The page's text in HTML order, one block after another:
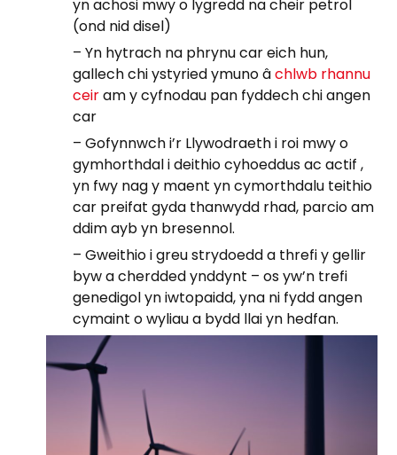
yn achosi mwy o lygredd na cheir petrol
(ond nid disel)
– Yn hytrach na phrynu car eich hun,
gallech chi ystyried ymuno âchlwb rhannu
ceiram y cyfnodau pan fyddech chi angen
car
– Gofynnwch i’r Llywodraeth i roi mwy o
gymhorthdal i deithio cyhoeddus ac actif ,
yn fwy nag y maent yn cymorthdalu teithio
car preifat gyda thanwydd rhad, parcio am
ddim ayb yn bresennol.
– Gweithio i greu strydoedd a threfi y gellir
byw a cherdded ynddynt – os yw’n trefi
genedigol yn iwtopaidd, yna ni fydd angen
cymaint o wyliau a bydd llai yn hedfan.